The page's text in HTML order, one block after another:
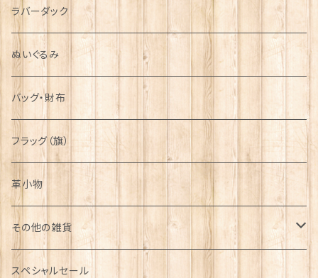
ラバーダック
ぬいぐるみ
バッグ・財布
フラッグ（旗）
革小物
その他の雑貨
ミニカー
スペシャルセール